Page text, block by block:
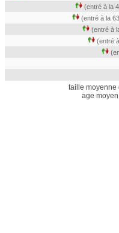
(entré à la
(entré à la
(entré à
(entré
taille moyenne
age